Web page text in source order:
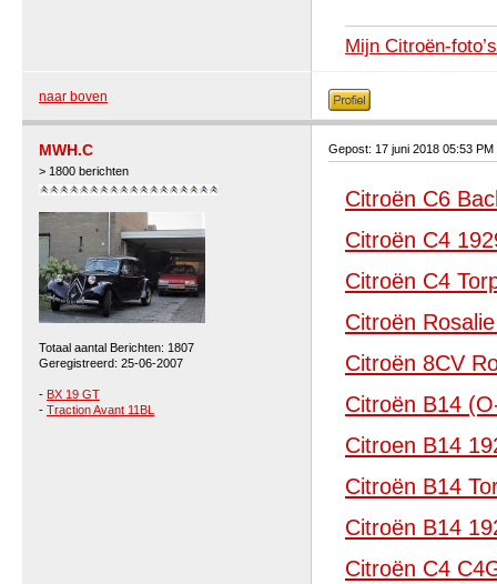
Mijn Citroën-foto’s
naar boven
MWH.C
> 1800 berichten
Totaal aantal Berichten: 1807
Geregistreerd: 25-06-2007
- BX 19 GT
- Traction Avant 11BL
Gepost: 17 juni 2018 05:53 PM
Citroën C6
Citroën C4
Citroën C4
Citroën
Citroën 8CV
Citroën B14
Citroen B14
Citroën B14
Citroën B14
Citroën C4